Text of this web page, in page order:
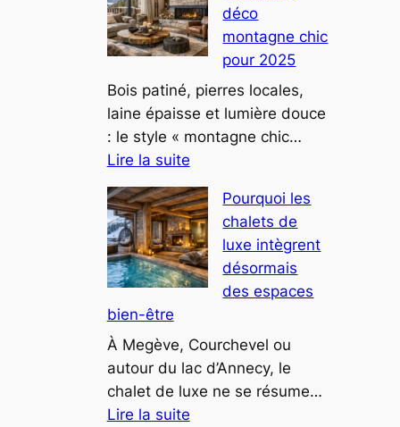
reconverti
en
résidence
privée
attire
les
investisseurs
déco
montagne chic
pour 2025
Bois patiné, pierres locales,
laine épaisse et lumière douce
: le style « montagne chic…
Lire la suite:
tendances
déco
montagne
chic
Pourquoi les
chalets de
luxe intègrent
désormais
des espaces
bien-être
À Megève, Courchevel ou
autour du lac d’Annecy, le
chalet de luxe ne se résume…
Lire la suite: